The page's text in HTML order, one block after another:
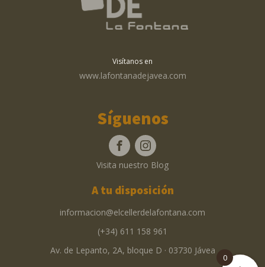
Visítanos en
www.lafontanadejavea.com
Síguenos
Visita nuestro Blog
A tu disposición
informacion@elcellerdelafontana.com
(+34) 611 158 961
Av. de Lepanto, 2A, bloque D · 03730 Jávea
0